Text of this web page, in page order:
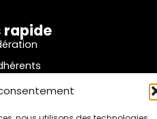
rapide